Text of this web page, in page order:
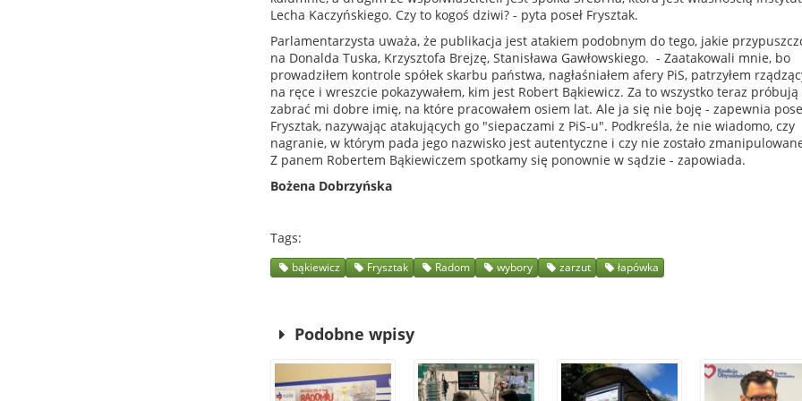
Lecha Kaczyńskiego. Czy to kogoś dziwi? - pyta poseł Frysztak.
Parlamentarzysta uważa, że publikacja jest atakiem podobnym do tego, jakie
na Donalda Tuska, Krzysztofa Brejzę, Stanisława Gawłowskiego. - Zaatakowali mnie, bo
prowadziłem kontrole spółek skarbu państwa, nagłaśniałem afery PiS, patrzyłem
na ręce i wreszcie pokazywałem, kim jest Robert Bąkiewicz. Za to wszystko teraz próbują
zabrać mi dobre imię, na które pracowałem osiem lat. Ale ja się nie boję - zapewnia
Frysztak, nazywając atakujących go "siepaczami z PiS-u". Podkreśla, że nie wiadomo, czy
nagranie, w którym pada jego nazwisko jest autentyczne i czy nie zostało
Z panem Robertem Bąkiewiczem spotkamy się ponownie w sądzie - zapowiada.
Bożena Dobrzyńska
Tags
bąkiewicz Frysztak Radom wybory zarzut łapówka
Podobne wpisy